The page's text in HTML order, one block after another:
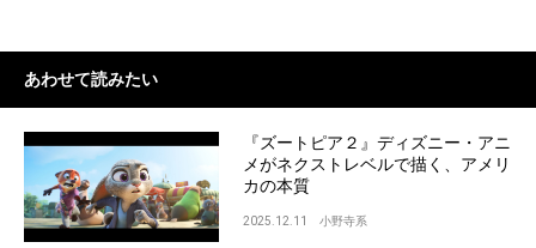
あわせて読みたい
『ズートピア２』ディズニー・アニ
メがネクストレベルで描く、アメリ
カの本質
2025.12.11 小野寺系